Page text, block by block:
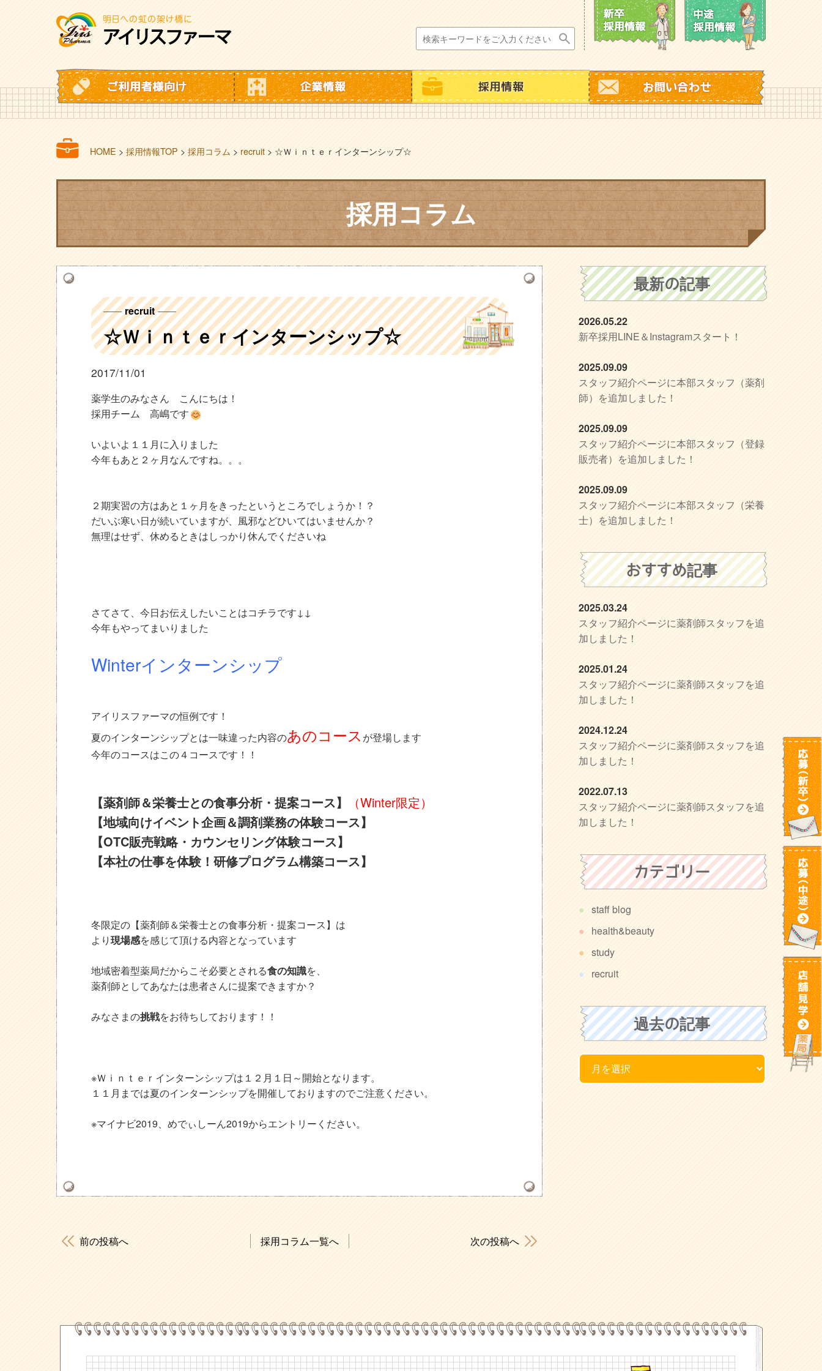
HOME > 採用情報TOP > 採用コラム > recruit > ☆Ｗｉｎｔｅｒインターンシップ☆
採用コラム
recruit
☆Ｗｉｎｔｅｒインターンシップ☆
2017/11/01
薬学生のみなさん こんにちは！
採用チーム 高嶋です
いよいよ１１月に入りました
今年もあと２ヶ月なんですね。。。
２期実習の方はあと１ヶ月をきったというところでしょうか！？
だいぶ寒い日が続いていますが、風邪などひいてはいませんか？
無理はせず、休めるときはしっかり休んでくださいね
さてさて、今日お伝えしたいことはコチラです↓↓
今年もやってまいりました
Winterインターンシップ
アイリスファーマの恒例です！
夏のインターンシップとは一味違った内容のあのコース が登場します
今年のコースはこの４コースです！！
【薬剤師＆栄養士との食事分析・提案コース】
（Winter限定）
【地域向けイベント企画＆調剤業務の体験コース】
【OTC販売戦略・カウンセリング体験コース】
【本社の仕事を体験！研修プログラム構築コース】
冬限定の【薬剤師＆栄養士との食事分析・提案コース】は
より現場感を感じて頂ける内容となっています
地域密着型薬局だからこそ必要とされる食の知識を、
薬剤師としてあなたは患者さんに提案できますか？
みなさまの挑戦をお待ちしております！！
※Ｗｉｎｔｅｒインターンシップは１２月１日～開始となります。
１１月までは夏のインターンシップを開催しておりますのでご注意ください。
※マイナビ2019、めでぃしーん2019からエントリーください。
前の投稿へ 採用コラム一覧へ 次の投稿へ
最新の記事
2026.05.22
新卒採用LINE＆Instagramスタート！
2025.09.09
スタッフ紹介ページに本部スタッフ（薬剤
師）を追加しました！
2025.09.09
スタッフ紹介ページに本部スタッフ（登録
販売者）を追加しました！
2025.09.09
スタッフ紹介ページに本部スタッフ（栄養
士）を追加しました！
おすすめ記事
2025.03.24
スタッフ紹介ページに薬剤師スタッフを追
加しました！
2025.01.24
スタッフ紹介ページに薬剤師スタッフを追
加しました！
2024.12.24
スタッフ紹介ページに薬剤師スタッフを追
加しました！
2022.07.13
スタッフ紹介ページに薬剤師スタッフを追
加しました！
カテゴリー
staff blog
health&beauty
study
recruit
過去の記事